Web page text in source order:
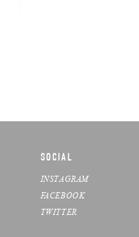
SOCIAL
INSTAGRAM
FACEBOOK
TWITTER